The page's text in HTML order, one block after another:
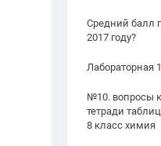
Средний балл
2017 году?
Лабораторная
№10. вопросы к
тетради
8 класс химия